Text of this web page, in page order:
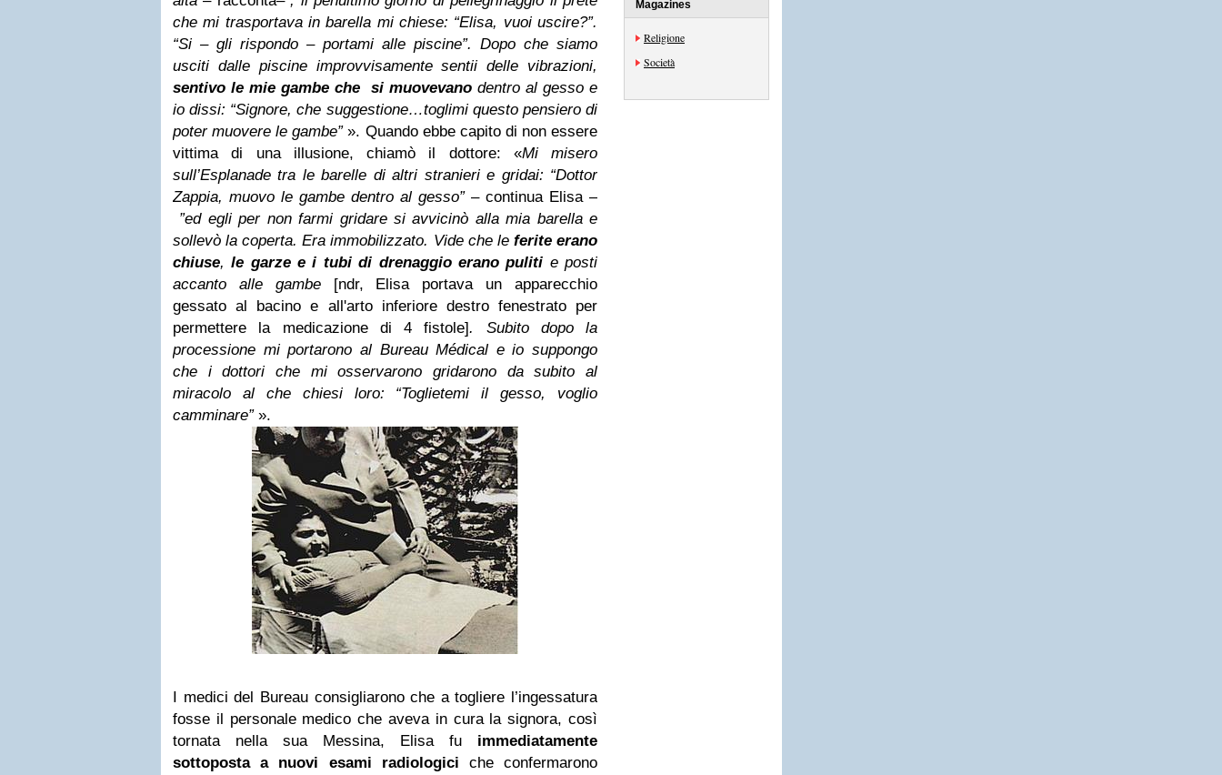
che mi trasportava in barella mi chiese: “Elisa, vuoi uscire?”.
“Si – gli rispondo – portami alle piscine”. Dopo che siamo
usciti dalle piscine improvvisamente sentii delle vibrazioni,
sentivo le mie gambe che si muovevano dentro al gesso e
io dissi: “Signore, che suggestione…toglimi questo pensiero di
poter muovere le gambe”». Quando ebbe capito di non essere
vittima di una illusione, chiamò il dottore: «Mi misero
sull’Esplanade tra le barelle di altri stranieri e gridai: “Dottor
Zappia, muovo le gambe dentro al gesso” – continua Elisa –
”ed egli per non farmi gridare si avvicinò alla mia barella e
sollevò la coperta. Era immobilizzato. Vide che le ferite erano
chiuse,le garze e i tubi di drenaggio erano puliti e posti
accanto alle gambe [ndr, Elisa portava un apparecchio
gessato al bacino e all'arto inferiore destro fenestrato per
permettere la medicazione di 4 fistole]. Subito dopo la
processione mi portarono al Bureau Médical e io suppongo
che i dottori che mi osservarono gridarono da subito al
miracolo al che chiesi loro: “Toglietemi il gesso, voglio
camminare” ».
I medici del Bureau consigliarono che a togliere l’ingessatura
fosse il personale medico che aveva in cura la signora, così
tornata nella sua Messina, Elisa fu immediatamente
sottoposta a nuovi esami radiologici che confermarono
Magazines
Religione
Società